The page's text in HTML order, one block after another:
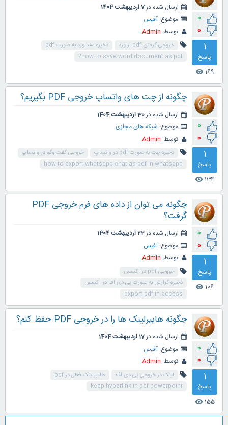
0
0
1
پاسخ
169
visibility
ارسال شده در7 اردیبهشت 1404
موضوع: آفیس
توسط: Admin
خروجی گرفتن pdf از ورد
ذخیره سند ورد به صورت pdf
how to save word document as pdf?
0
0
1
پاسخ
134
visibility
چگونه از چت های واتساپ خروجی PDF بگیریم؟
ارسال شده در30 اردیبهشت 1404
موضوع: شبکه های مجازی
توسط: Admin
ذخیره چت به صورت pdf در واتساپ
خروجی گفت وگو در واتساپ
how to export whatsapp chat as pdf in whatsapp
0
0
1
پاسخ
106
visibility
چگونه می توان از داده های فرم خروجی PDF
گرفت؟
ارسال شده در22 اردیبهشت 1404
موضوع: آفیس
توسط: Admin
خروجی pdf در اکسس
ذخیره گزارش به صورت پی دی اف در اکسس
export pdf in access
0
0
1
پاسخ
155
visibility
چگونه هایپرلینک ها را در خروجی PDF حفظ کنم؟
ارسال شده در17 اردیبهشت 1404
موضوع: آفیس
توسط: Admin
لینک در خروجی پی دی اف
هایپرلینک فعال در pdf
keep hyperlink in pdf powerpoint